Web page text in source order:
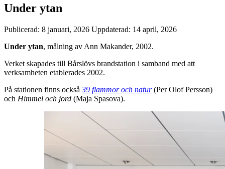
Under ytan
Publicerad: 8 januari, 2026 Uppdaterad: 14 april, 2026
Under ytan, målning av Ann Makander, 2002.
Verket skapades till Bårslövs brandstation i samband med att
verksamheten etablerades 2002.
På stationen finns också 39 flammor och natur(Per Olof Persson)
och Himmel och jord (Maja Spasova).